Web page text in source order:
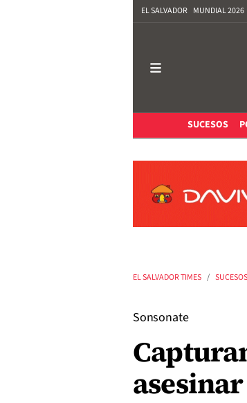
EL SALVADOR MUNDIAL 2026
SUCESOS
EL SALVADOR TIMES SUCESOS
Sonsonate